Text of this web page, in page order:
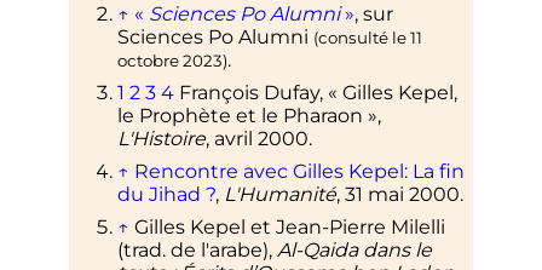
↑ « Sciences Po Alumni », sur
Sciences Po Alumni (consulté le11
octobre 2023).
1 2 3 4 François Dufay, « Gilles Kepel,
le Prophète et le Pharaon »,
L'Histoire, avril 2000.
↑ Rencontre avec Gilles Kepel: La fin
du Jihad ?, L'Humanité, 31 mai 2000.
↑ Gilles Kepel et Jean-Pierre Milelli
(trad. de l'arabe), Al-Qaida dans le